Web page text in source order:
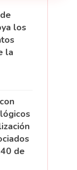
los
la
de